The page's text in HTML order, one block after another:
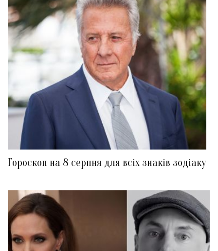
Гороскоп на 8 серпня для всіх знаків зодіаку